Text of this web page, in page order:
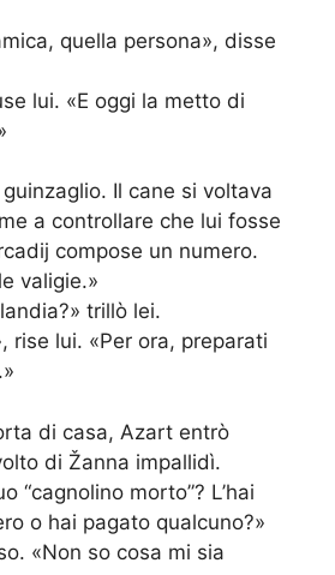
quella persona», disse
lui. «E oggi la metto di
Il cane si voltava
a controllare che lui fosse
compose un numero.
valigie.»
trillò lei.
rise lui. «Per ora, preparati
di casa, Azart entrò
di Žanna impallidì.
“cagnolino morto”? L’hai
o hai pagato qualcuno?»
«Non so cosa mi sia